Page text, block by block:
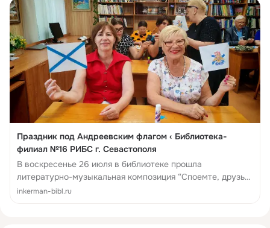
Праздник под Андреевским флагом ‹ Библиотека-
филиал №16 РИБС г. Севастополя
В воскресенье 26 июля в библиотеке прошла
литературно-музыкальная композиция “Споемте, друзья,
ведь завтра в поход…” посвященная Дню Военно-
inkerman-bibl.ru